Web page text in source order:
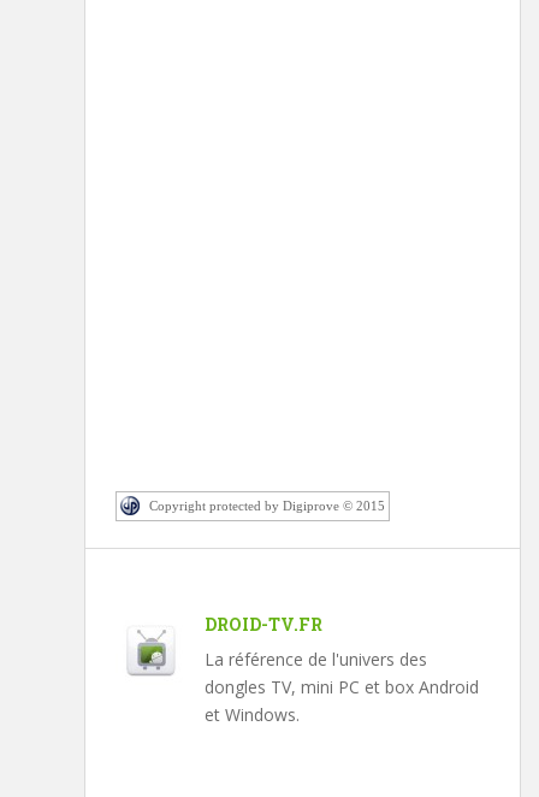
Copyright protected by Digiprove © 2015
DROID-TV.FR
La référence de l'univers des
dongles TV, mini PC et box Android
et Windows.